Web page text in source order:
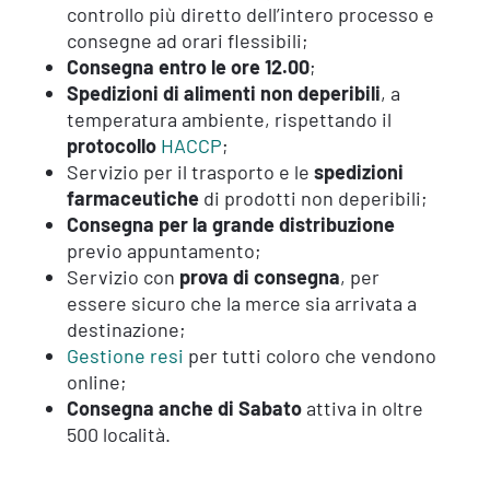
controllo più diretto dell’intero processo e
consegne ad orari flessibili;
Consegna entro le ore 12.00;
Spedizioni di alimenti non deperibili, a
temperatura ambiente, rispettando il
protocollo HACCP;
Servizio per il trasporto e le spedizioni
farmaceutichedi prodotti non deperibili;
Consegna per la grande distribuzione
previo appuntamento;
Servizio con prova di consegna, per
essere sicuro che la merce sia arrivata a
destinazione;
Gestione resi per tutti coloro che vendono
online;
Consegna anche di Sabatoattiva in oltre
500 località.